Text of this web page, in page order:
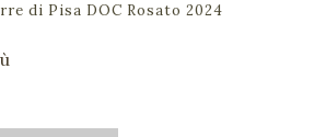
di Pisa DOC Rosato 2024